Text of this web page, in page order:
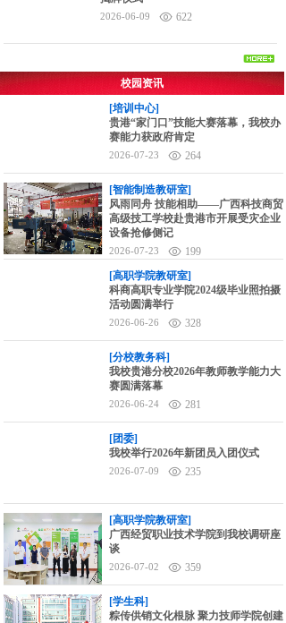
2026-06-09 622
校园资讯
[培训中心]
贵港“家门口”技能大赛落幕，我校办
赛能力获政府肯定
2026-07-23 264
[智能制造教研室]
风雨同舟 技能相助——广西科技商贸
高级技工学校赴贵港市开展受灾企业
设备抢修侧记
2026-07-23
199
[高职学院教研室]
科商高职专业学院2024级毕业照拍摄
活动圆满举行
2026-06-26 328
[分校教务科]
我校贵港分校2026年教师教学能力大
赛圆满落幕
2026-06-24 281
[团委]
我校举行2026年新团员入团仪式
2026-07-09 235
[高职学院教研室]
广西经贸职业技术学院到我校调研座
谈
2026-07-02 359
[学生科]
粽传供销文化根脉 聚力技师学院创建